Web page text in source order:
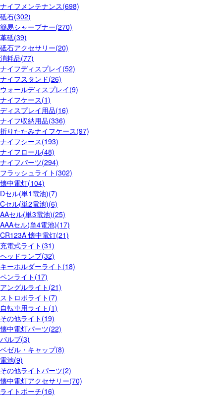
ナイフメンテナンス(698)
砥石(302)
簡易シャープナー(270)
革砥(39)
砥石アクセサリー(20)
消耗品(77)
ナイフディスプレイ(52)
ナイフスタンド(26)
ウォールディスプレイ(9)
ナイフケース(1)
ディスプレイ用品(16)
ナイフ収納用品(336)
折りたたみナイフケース(97)
ナイフシース(193)
ナイフロール(48)
ナイフパーツ(294)
フラッシュライト(302)
懐中電灯(104)
Dセル(単1電池)(7)
Cセル(単2電池)(6)
AAセル(単3電池)(25)
AAAセル(単4電池)(17)
CR123A 懐中電灯(21)
充電式ライト(31)
ヘッドランプ(32)
キーホルダーライト(18)
ペンライト(17)
アングルライト(21)
ストロボライト(7)
自転車用ライト(1)
その他ライト(19)
懐中電灯パーツ(22)
バルブ(3)
ベゼル・キャップ(8)
電池(9)
その他ライトパーツ(2)
懐中電灯アクセサリー(70)
ライトポーチ(16)